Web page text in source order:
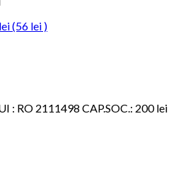
(56 lei )
: RO 2111498 CAP.SOC.: 200 lei